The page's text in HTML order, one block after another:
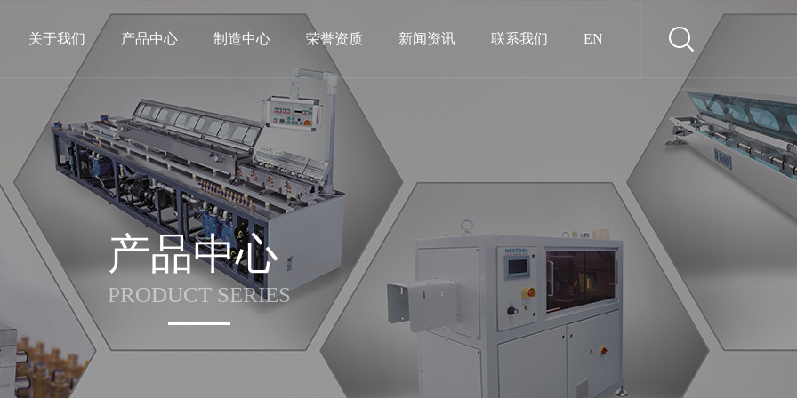
关于我们 产品中心 制造中心 荣誉资质 新闻资讯 联系我们 EN
产品中心
PRODUCT SERIES